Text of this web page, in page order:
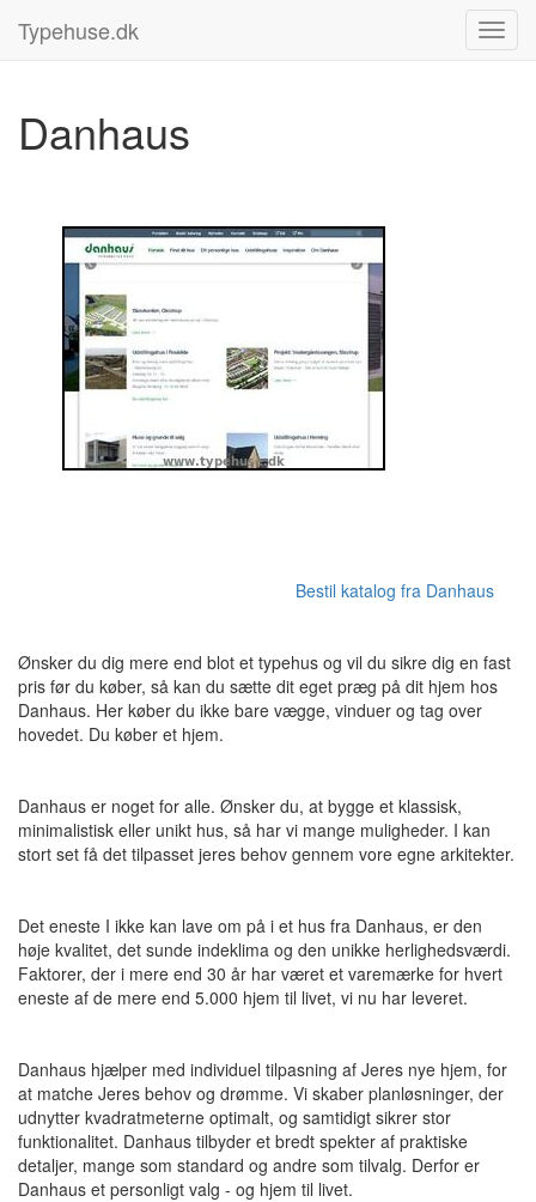
Typehuse.dk
Danhaus
Bestil katalog fra Danhaus
Ønsker du dig mere end blot et typehus og vil du sikre dig en fast
pris før du køber, så kan du sætte dit eget præg på dit hjem hos
Danhaus. Her køber du ikke bare vægge, vinduer og tag over
hovedet. Du køber et hjem.
Danhaus er noget for alle. Ønsker du, at bygge et klassisk,
minimalistisk eller unikt hus, så har vi mange muligheder. I kan
stort set få det tilpasset jeres behov gennem vore egne arkitekter.
Det eneste I ikke kan lave om på i et hus fra Danhaus, er den
høje kvalitet, det sunde indeklima og den unikke herlighedsværdi.
Faktorer, der i mere end 30 år har været et varemærke for hvert
eneste af de mere end 5.000 hjem til livet, vi nu har leveret.
Danhaus hjælper med individuel tilpasning af Jeres nye hjem, for
at matche Jeres behov og drømme. Vi skaber planløsninger, der
udnytter kvadratmeterne optimalt, og samtidigt sikrer stor
funktionalitet. Danhaus tilbyder et bredt spekter af praktiske
detaljer, mange som standard og andre som tilvalg. Derfor er
Danhaus et personligt valg - og hjem til livet.